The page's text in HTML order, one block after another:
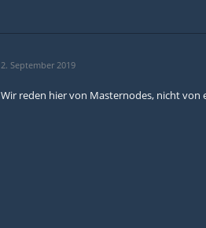
2. September 2019
Wir reden hier von Masternodes, nicht von